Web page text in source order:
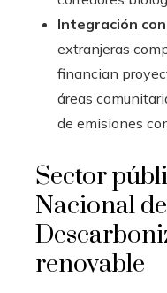
Integración con
extranjeras
financian
áreas
de emisiones
Sector
Nacional de
renovable